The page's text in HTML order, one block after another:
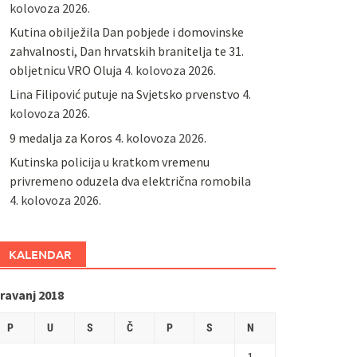
kolovoza 2026.
Kutina obilježila Dan pobjede i domovinske
zahvalnosti, Dan hrvatskih branitelja te 31.
obljetnicu VRO Oluja 4. kolovoza 2026.
Lina Filipović putuje na Svjetsko prvenstvo 4.
kolovoza 2026.
9 medalja za Koros 4. kolovoza 2026.
Kutinska policija u kratkom vremenu
privremeno oduzela dva električna romobila
4. kolovoza 2026.
KALENDAR
2018
P U S Č P S N